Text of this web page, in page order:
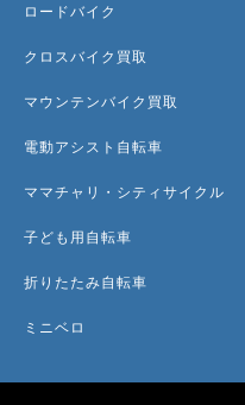
ロードバイク
クロスバイク買取
マウンテンバイク買取
電動アシスト自転車
ママチャリ・シティサイクル
子ども用自転車
折りたたみ自転車
ミニベロ